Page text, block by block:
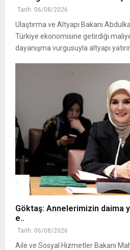
Tarih: 06/08/2026
Ulaştırma ve Altyapı Bakanı
Türkiye ekonomisine getirdiği
dayanışma vurgusuyla altyapı
Göktaş: Annelerimizin daima
e..
Tarih: 06/08/2026
Aile ve Sosyal Hizmetler Bakanı